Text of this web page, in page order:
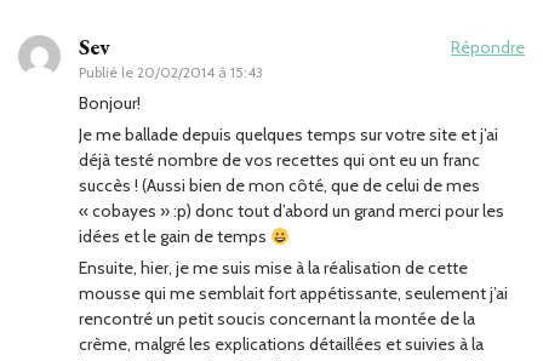
Sev
Publié le 20/02/2014 à 15:43
Répondre
Bonjour!
Je me ballade depuis quelques temps sur votre site et j’ai
déjà testé nombre de vos recettes qui ont eu un franc
succès ! (Aussi bien de mon côté, que de celui de mes
« cobayes » :p) donc tout d’abord un grand merci pour les
idées et le gain de temps
Ensuite, hier, je me suis mise à la réalisation de cette
mousse qui me semblait fort appétissante, seulement j’ai
rencontré un petit soucis concernant la montée de la
crème, malgré les explications détaillées et suivies à la